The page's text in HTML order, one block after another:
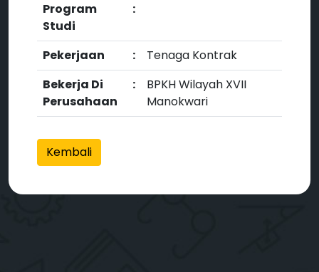
Program
Studi
:
Pekerjaan :
Tenaga Kontrak
Bekerja Di
Perusahaan
:
BPKH Wilayah XVII
Manokwari
Kembali